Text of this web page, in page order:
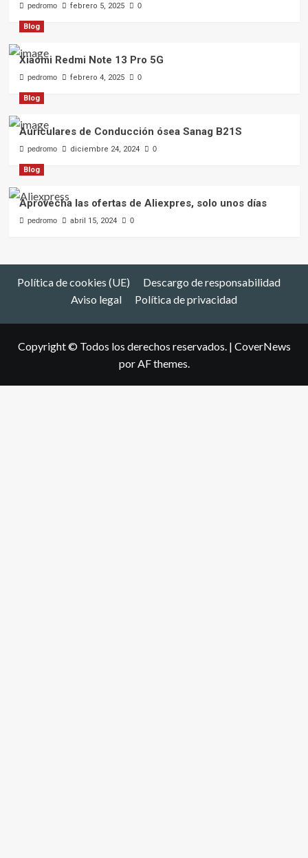
pedromo febrero 5, 2025 0
Blog
Xiaomi Redmi Note 13 Pro 5G
pedromo febrero 4, 2025 0
Blog
Auriculares de Conducción ósea Sanag B21S
pedromo diciembre 24, 2024 0
Blog
Aprovecha las ofertas de Aliexpres, solo unos días
pedromo abril 15, 2024 0
Política de cookies (UE)
Descargo de responsabilidad
Aviso legal
Política de privacidad
Copyright © Todos los derechos reservados. | CoverNews
por AF themes.